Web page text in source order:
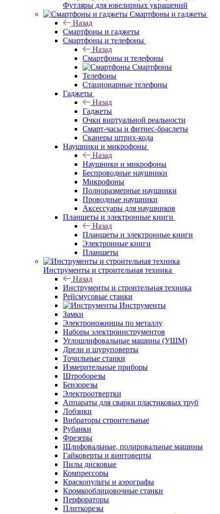
Футляры для ювелирных украшений
Смартфоны и гаджеты
Назад
Смартфоны и гаджеты
Смартфоны и телефоны
Назад
Смартфоны и телефоны
Смартфоны
Телефоны
Стационарные телефоны
Гаджеты
Назад
Гаджеты
Очки виртуальной реальности
Смарт-часы и фитнес-браслеты
Сканеры штрих-кода
Наушники и микрофоны
Назад
Наушники и микрофоны
Беспроводные наушники
Микрофоны
Полноразмерные наушники
Проводные наушники
Аксессуары для наушников
Планшеты и электронные книги
Назад
Планшеты и электронные книги
Электронные книги
Планшеты
Инструменты и строительная техника
Назад
Инструменты и строительная техника
Рейсмусовые станки
Инструменты
Замки
Электроножницы по металлу
Наборы электроинструментов
Углошлифовальные машины (УШМ)
Дрели и шуруповерты
Точильные станки
Измерительные приборы
Штроборезы
Бензорезы
Электроотвертки
Аппараты для сварки пластиковых труб
Лобзики
Вибраторы строительные
Рубанки
Фрезеры
Шлифовальные, полировальные машины
Гайковерты и винтоверты
Пилы дисковые
Компрессоры
Краскопульты и аэрографы
Кромкооблицовочные станки
Перфораторы
Плиткорезы